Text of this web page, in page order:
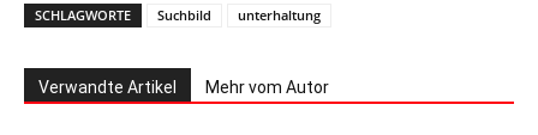
SCHLAGWORTE Suchbild unterhaltung
Verwandte Artikel Mehr vom Autor